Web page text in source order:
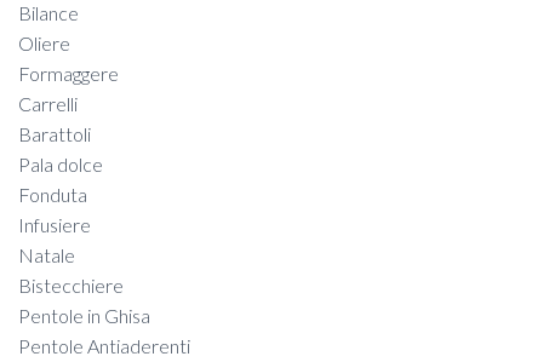
Bilance
Oliere
Formaggere
Carrelli
Barattoli
Pala dolce
Fonduta
Infusiere
Natale
Bistecchiere
Pentole in Ghisa
Pentole Antiaderenti